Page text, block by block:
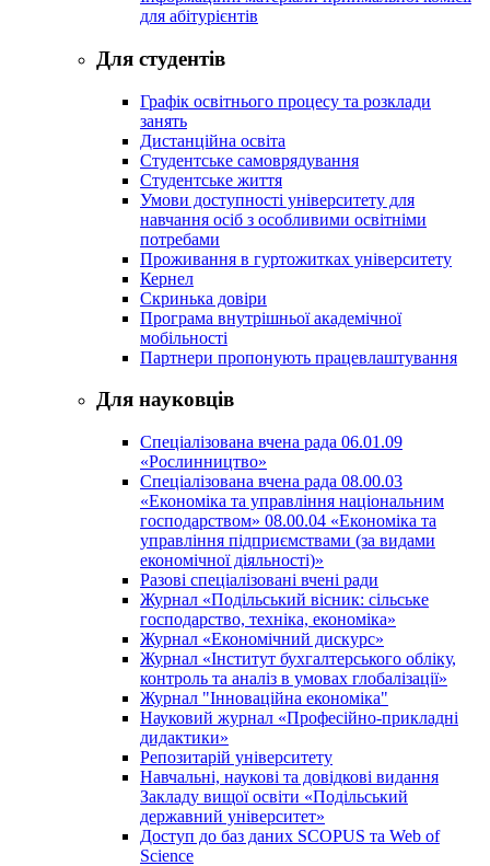
для абітурієнтів
Для студентів
Графік освітнього процесу та розклади
занять
Дистанційна освіта
Студентське самоврядування
Студентське життя
Умови доступності університету для
навчання осіб з особливими освітніми
потребами
Проживання в гуртожитках університету
Кернел
Скринька довіри
Програма внутрішньої академічної
мобільності
Партнери пропонують працевлаштування
Для науковців
Спеціалізована вчена рада 06.01.09
«Рослинництво»
Спеціалізована вчена рада 08.00.03
«Економіка та управління національним
господарством» 08.00.04 «Економіка та
управління підприємствами (за видами
економічної діяльності)»
Разові спеціалізовані вчені ради
Журнал «Подільський вісник: сільське
господарство, техніка, економіка»
Журнал «Економічний дискурс»
Журнал «Інститут бухгалтерського обліку,
контроль та аналіз в умовах глобалізації»
Журнал "Інноваційна економіка"
Науковий журнал «Професійно-прикладні
дидактики»
Репозитарій університету
Навчальні, наукові та довідкові видання
Закладу вищої освіти «Подільський
державний університет»
Доступ до баз даних SCOPUS та Web of
Science